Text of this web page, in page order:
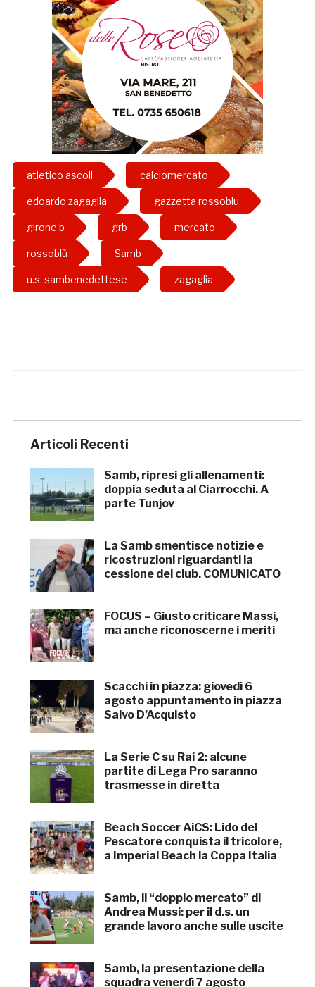
atletico ascoli calciomercato
edoardo zagaglia gazzetta rossoblu
girone b grb mercato
rossoblù Samb
u.s. sambenedettese zagaglia
Articoli Recenti
Samb, ripresi gli allenamenti:
doppia seduta al Ciarrocchi. A
parte Tunjov
La Samb smentisce notizie e
ricostruzioni riguardanti la
cessione del club. COMUNICATO
FOCUS – Giusto criticare Massi,
ma anche riconoscerne i meriti
Scacchi in piazza: giovedì 6
agosto appuntamento in piazza
Salvo D’Acquisto
La Serie C su Rai 2: alcune
partite di Lega Pro saranno
trasmesse in diretta
Beach Soccer AiCS: Lido del
Pescatore conquista il tricolore,
a Imperial Beach la Coppa Italia
Samb, il “doppio mercato” di
Andrea Mussi: per il d.s. un
grande lavoro anche sulle uscite
Samb, la presentazione della
squadra venerdì 7 agosto